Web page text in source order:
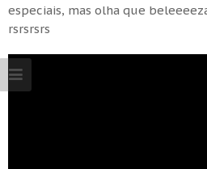
especiais, mas olha que
rsrsrsrs